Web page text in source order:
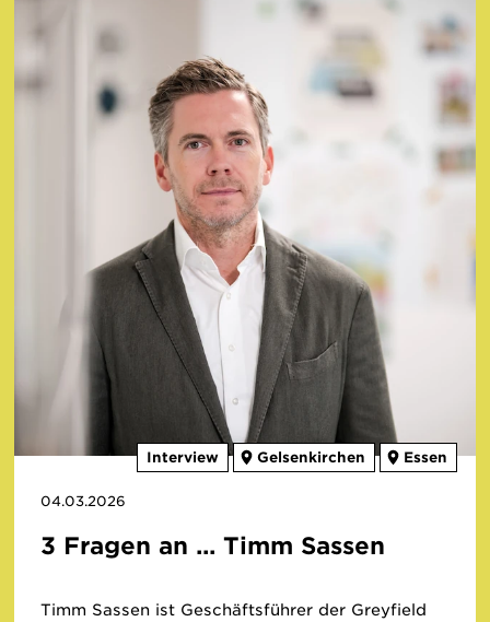
Alfter
Alsdorf Altena Amsterdam
Arnsberg Augsburg
Bad Laasphe Mehr anzeigen
Architektur Stadtentwicklung
Baukulturvermittlung Baukultur Kirchen
Umbau Nachkriegsarchitektur
Bürgerschaftliches Engagement Wohnungsbau
Ressourcen Mehr anzeigen
Medium
Zeitraum
Interview Gelsenkirchen Essen
04.03.2026
3 Fragen an ... Timm Sassen
Timm Sassen ist Geschäftsführer der Greyfield